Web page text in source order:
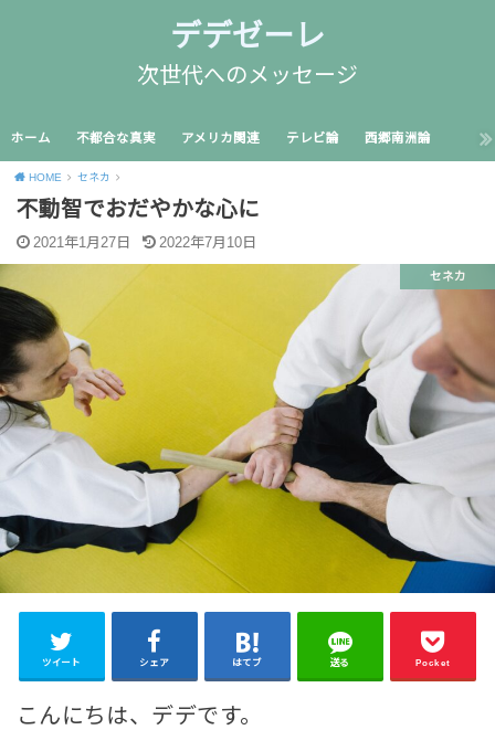
デデゼーレ
次世代へのメッセージ
ホーム 不都合な真実 アメリカ関連 テレビ論 西郷南洲論
HOME セネカ
不動智でおだやかな心に
2021年1月27日 2022年7月10日
セネカ
ツイート シェア はてブ 送る Pocket
こんにちは、デデです。